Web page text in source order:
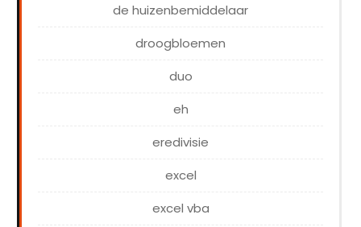
de huizenbemiddelaar
droogbloemen
duo
eh
eredivisie
excel
excel vba